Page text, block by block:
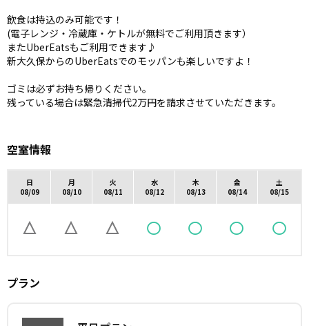
飲食は持込のみ可能です！
(電子レンジ・冷蔵庫・ケトルが無料でご利用頂きます）
またUberEatsもご利用できます♪
新大久保からのUberEatsでのモッパンも楽しいですよ！
ゴミは必ずお持ち帰りください。
残っている場合は緊急清掃代2万円を請求させていただきます。
空室情報
日
08/09
月
08/10
火
08/11
水
08/12
木
08/13
金
08/14
土
08/15
プラン